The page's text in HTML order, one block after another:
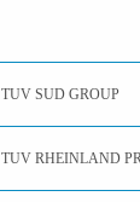
TUV SUD GROUP
TUV RHEINLAND